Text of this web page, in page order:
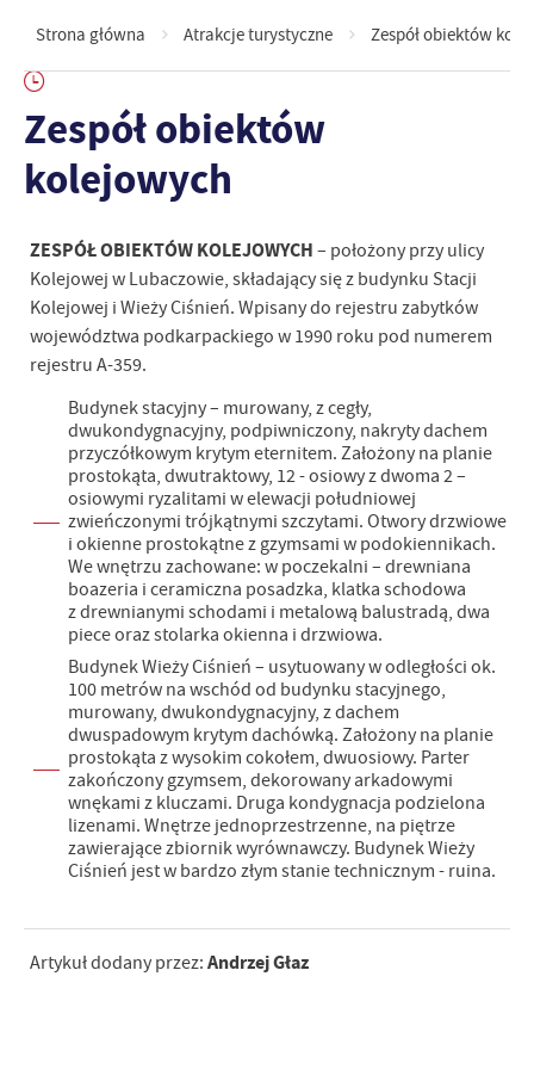
Strona główna Atrakcje turystyczne Zespół obiektów
Zespół obiektów
kolejowych
ZESPÓŁ OBIEKTÓW KOLEJOWYCH – położony przy ulicy
Kolejowej w Lubaczowie, składający się z budynku Stacji
Kolejowej i Wieży Ciśnień. Wpisany do rejestru zabytków
województwa podkarpackiego w 1990 roku pod numerem
rejestru A-359.
Budynek stacyjny – murowany, z cegły,
dwukondygnacyjny, podpiwniczony, nakryty dachem
przyczółkowym krytym eternitem. Założony na planie
prostokąta, dwutraktowy, 12 - osiowy z dwoma 2 –
osiowymi ryzalitami w elewacji południowej
zwieńczonymi trójkątnymi szczytami. Otwory drzwiowe
i okienne prostokątne z gzymsami w podokiennikach.
We wnętrzu zachowane: w poczekalni – drewniana
boazeria i ceramiczna posadzka, klatka schodowa
z drewnianymi schodami i metalową balustradą, dwa
piece oraz stolarka okienna i drzwiowa.
Budynek Wieży Ciśnień – usytuowany w odległości ok.
100 metrów na wschód od budynku stacyjnego,
murowany, dwukondygnacyjny, z dachem
dwuspadowym krytym dachówką. Założony na planie
prostokąta z wysokim cokołem, dwuosiowy. Parter
zakończony gzymsem, dekorowany arkadowymi
wnękami z kluczami. Druga kondygnacja podzielona
lizenami. Wnętrze jednoprzestrzenne, na piętrze
zawierające zbiornik wyrównawczy. Budynek Wieży
Ciśnień jest w bardzo złym stanie technicznym - ruina.
Artykuł dodany przez: Andrzej Głaz